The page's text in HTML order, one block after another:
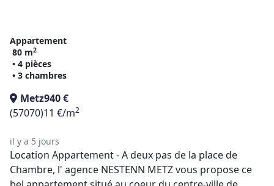
Appartement
80 m2
• 4 pièces
• 3 chambres
Metz940 €
(57070)11 €/m2
il y a 5 jours
Location Appartement - A deux pas de la place de
Chambre, l' agence NESTENN METZ vous propose ce